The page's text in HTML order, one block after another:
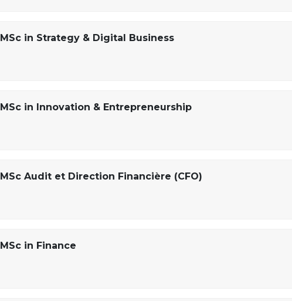
MSc in Strategy & Digital Business
MSc in Innovation & Entrepreneurship
MSc Audit et Direction Financière (CFO)
MSc in Finance